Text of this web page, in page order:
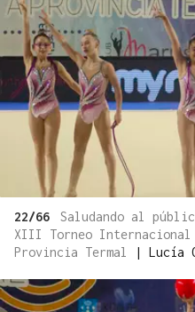
22/66
Saludando al
XIII Torneo Internacional
Provincia Termal
| Lucía